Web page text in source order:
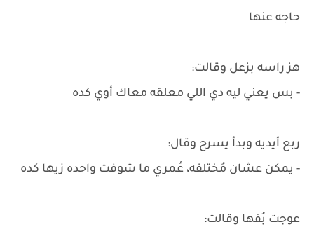
حاجه عنها
هز راسه بزعل وقالت:
- بس يعني ليه دي اللي معلقه معاك أوي كده
ربع أيديه وبدأ يسرح وقال:
- يمكن عشان مُختلفه، عُمري ما شوفت واحده زيها كده
عوجت بُقها وقالت: